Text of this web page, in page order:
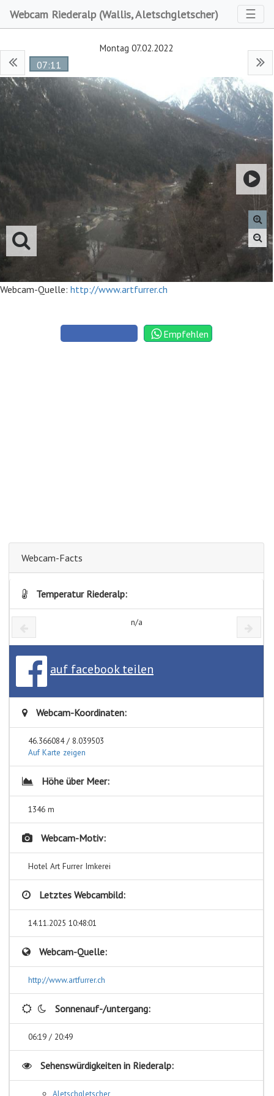
Webcam Riederalp (Wallis, Aletschgletscher) ☰
Montag 07.02.2022
07:11
Webcam-Quelle: http://www.artfurrer.ch
Empfehlen
Webcam-Facts
Temperatur Riederalp:
n/a
auf facebook teilen
Webcam-Koordinaten:
46.366084 / 8.039503
Auf Karte zeigen
Höhe über Meer:
1346 m
Webcam-Motiv:
Hotel Art Furrer Imkerei
Letztes Webcambild:
14.11.2025 10:48:01
Webcam-Quelle:
http://www.artfurrer.ch
Sonnenauf-/untergang:
06:19 / 20:49
Sehenswürdigkeiten in Riederalp:
Aletschgletscher